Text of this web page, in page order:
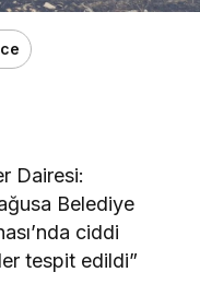
Dairesi:
Belediye
ciddi
tespit edildi”